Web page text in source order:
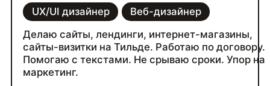
UX/UI дизайнер
Веб-дизайнер
Делаю сайты, лендинги, интернет-магазины,
сайты-визитки на Тильде. Работаю по договору.
Помогаю с текстами. Не срываю сроки. Упор на
маркетинг.